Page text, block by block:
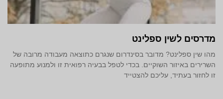
מדרסים לשין ספלינט
מהו שין ספלינט? מדובר בסינדרום שנגרם כתוצאה מעבודה מרובה של
השרירים באיזור השוקיים. בכדי לטפל בבעיה רפואית זו ולמנוע מתופעה
זו לחזור בעתיד, עליכם להצטייד